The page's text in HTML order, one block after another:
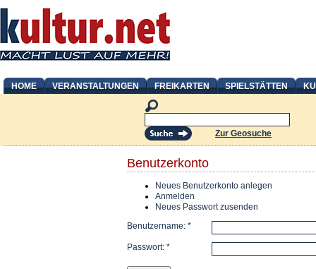
HOME VERANSTALTUNGEN FREIKARTEN SPIELSTÄTTEN
Zur Geosuche
Benutzerkonto
Neues Benutzerkonto anlegen
Anmelden
Neues Passwort zusenden
Benutzername: *
Passwort: *